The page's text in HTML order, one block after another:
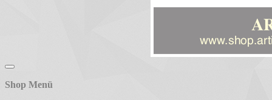
Shop Menü